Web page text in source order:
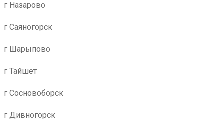
г Назарово
г Саяногорск
г Шарыпово
г Тайшет
г Сосновоборск
г Дивногорск